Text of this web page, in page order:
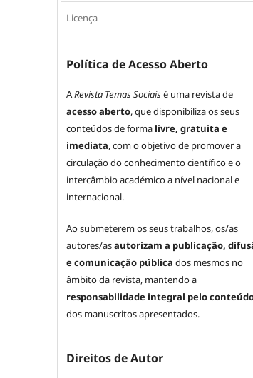
Licença
Política de Acesso Aberto
ARevista Temas Sociaisé uma revista de
acesso aberto, que disponibiliza os seus
conteúdos de forma livre, gratuita e
imediata, com o objetivo de promover a
circulação do conhecimento científico e o
intercâmbio académico a nível nacional e
internacional.
Ao submeterem os seus trabalhos, os/as
autores/asautorizam a publicação,
e comunicação pública dos mesmos no
âmbito da revista, mantendo a
responsabilidade integral pelo
dos manuscritos apresentados.
Direitos de Autor